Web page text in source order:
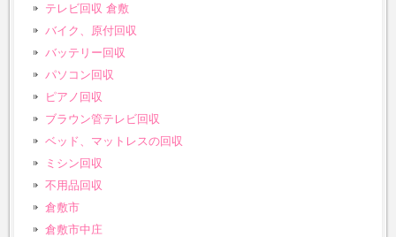
テレビ回収 倉敷
バイク、原付回収
バッテリー回収
パソコン回収
ピアノ回収
ブラウン管テレビ回収
ベッド、マットレスの回収
ミシン回収
不用品回収
倉敷市
倉敷市中庄